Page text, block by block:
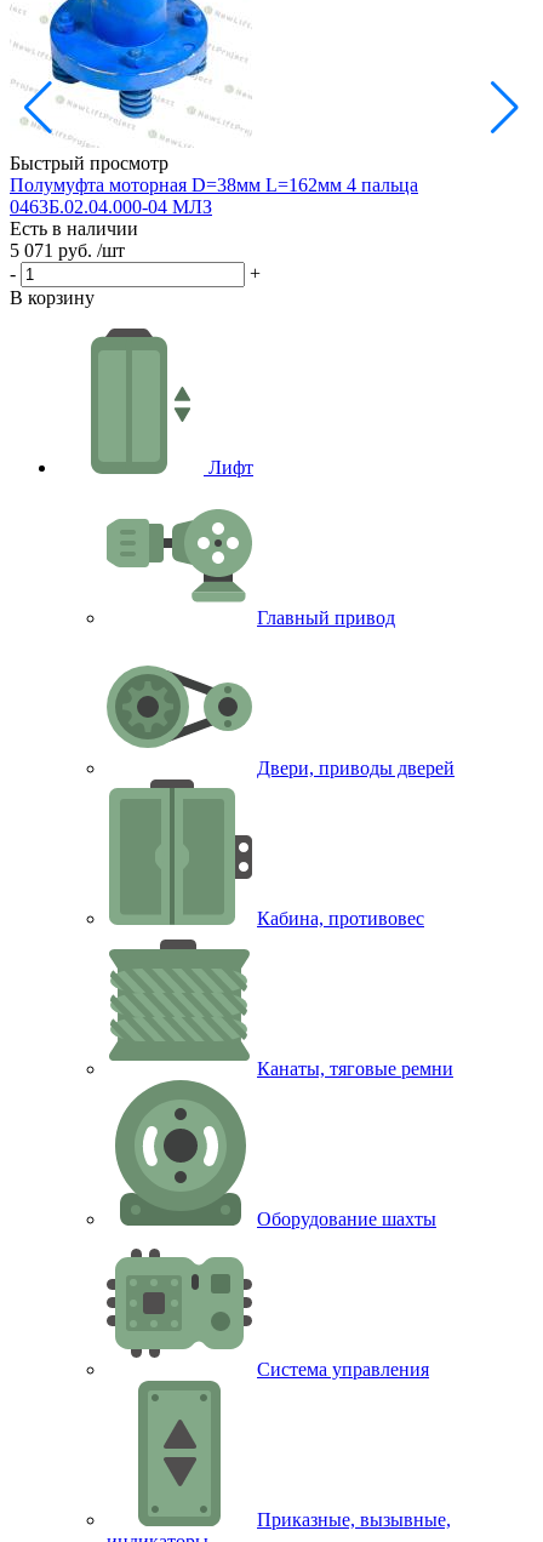
Быстрый просмотр
Полумуфта моторная D=38мм L=162мм 4 пальца
0463Б.02.04.000-04 МЛЗ
Есть в наличии
5 071 руб. /шт
-
+
В корзину
Лифт
Главный привод
Двери, приводы дверей
Кабина, противовес
Канаты, тяговые ремни
Оборудование шахты
Система управления
Приказные, вызывные,